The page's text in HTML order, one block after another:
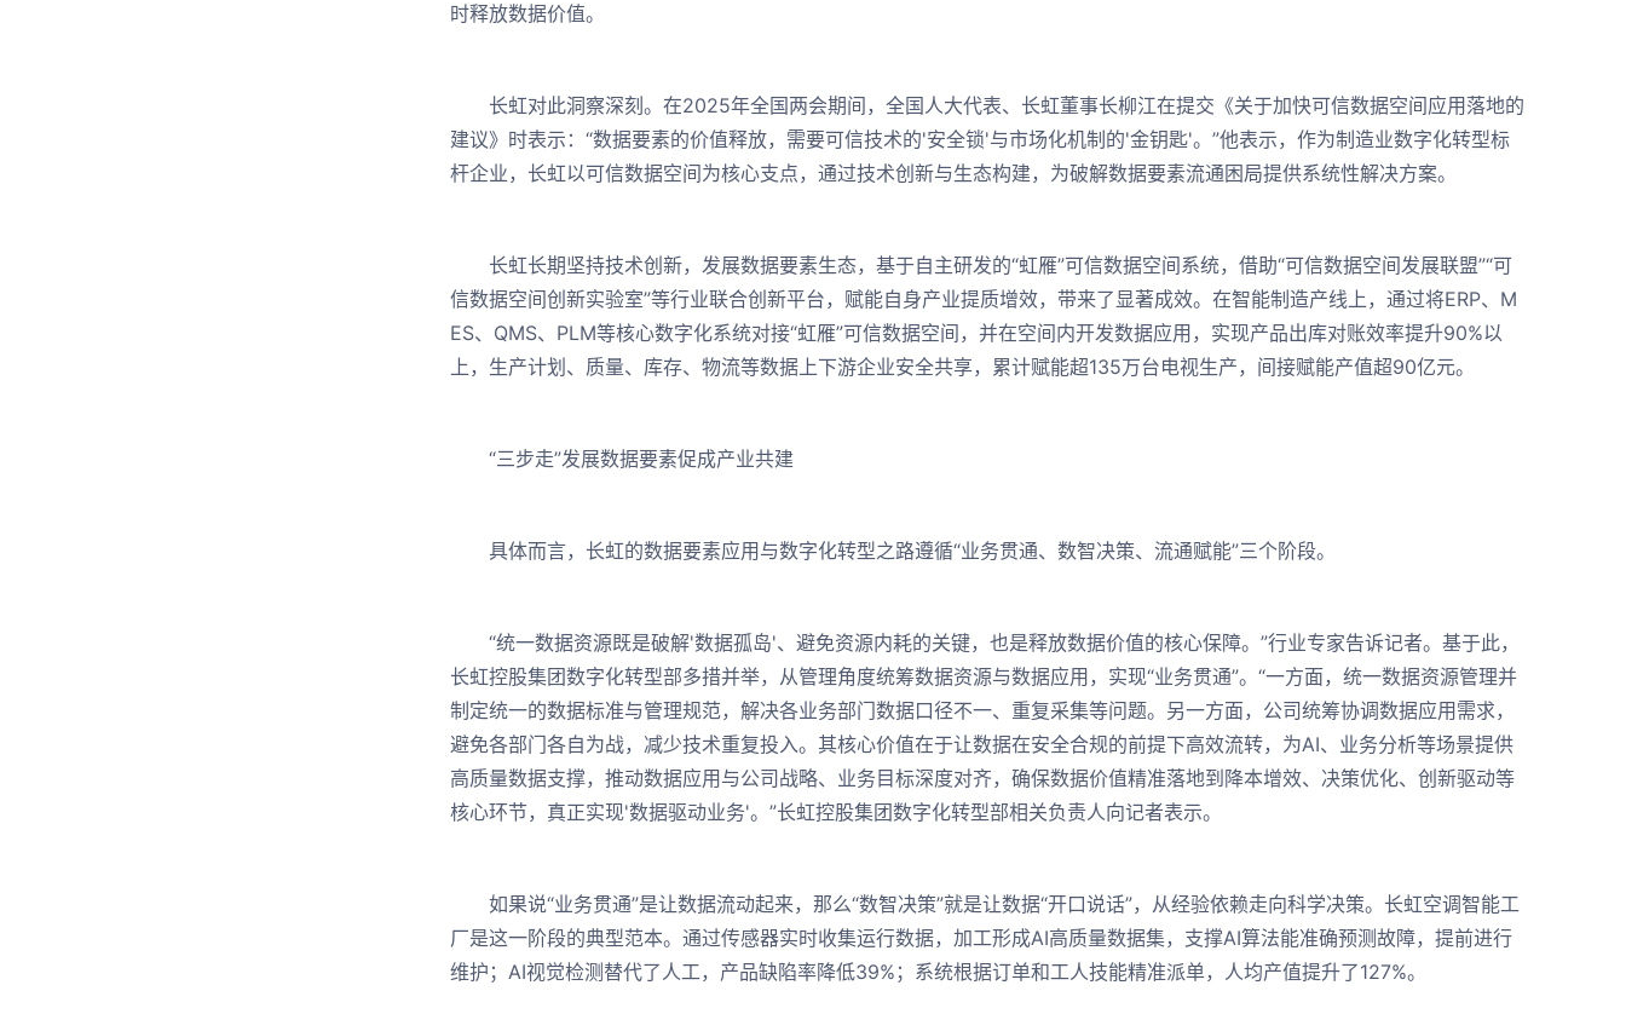
时释放数据价值。
长虹对此洞察深刻。在2025年全国两会期间，全国人大代表、长虹董事长柳江在提交《关于加快可信数据空间应用落地的
建议》时表示：“数据要素的价值释放，需要可信技术的'安全锁'与市场化机制的'金钥匙'。”他表示，作为制造业数字化转型标
杆企业，长虹以可信数据空间为核心支点，通过技术创新与生态构建，为破解数据要素流通困局提供系统性解决方案。
长虹长期坚持技术创新，发展数据要素生态，基于自主研发的“虹雁”可信数据空间系统，借助“可信数据空间发展联盟”“可
信数据空间创新实验室”等行业联合创新平台，赋能自身产业提质增效，带来了显著成效。在智能制造产线上，通过将ERP、M
ES、QMS、PLM等核心数字化系统对接“虹雁”可信数据空间，并在空间内开发数据应用，实现产品出库对账效率提升90%以
上，生产计划、质量、库存、物流等数据上下游企业安全共享，累计赋能超135万台电视生产，间接赋能产值超90亿元。
“三步走”发展数据要素促成产业共建
具体而言，长虹的数据要素应用与数字化转型之路遵循“业务贯通、数智决策、流通赋能”三个阶段。
“统一数据资源既是破解'数据孤岛'、避免资源内耗的关键，也是释放数据价值的核心保障。”行业专家告诉记者。基于此，
长虹控股集团数字化转型部多措并举，从管理角度统筹数据资源与数据应用，实现“业务贯通”。“一方面，统一数据资源管理并
制定统一的数据标准与管理规范，解决各业务部门数据口径不一、重复采集等问题。另一方面，公司统筹协调数据应用需求，
避免各部门各自为战，减少技术重复投入。其核心价值在于让数据在安全合规的前提下高效流转，为AI、业务分析等场景提供
高质量数据支撑，推动数据应用与公司战略、业务目标深度对齐，确保数据价值精准落地到降本增效、决策优化、创新驱动等
核心环节，真正实现'数据驱动业务'。”长虹控股集团数字化转型部相关负责人向记者表示。
如果说“业务贯通”是让数据流动起来，那么“数智决策”就是让数据“开口说话”，从经验依赖走向科学决策。长虹空调智能工
厂是这一阶段的典型范本。通过传感器实时收集运行数据，加工形成AI高质量数据集，支撑AI算法能准确预测故障，提前进行
维护；AI视觉检测替代了人工，产品缺陷率降低39%；系统根据订单和工人技能精准派单，人均产值提升了127%。